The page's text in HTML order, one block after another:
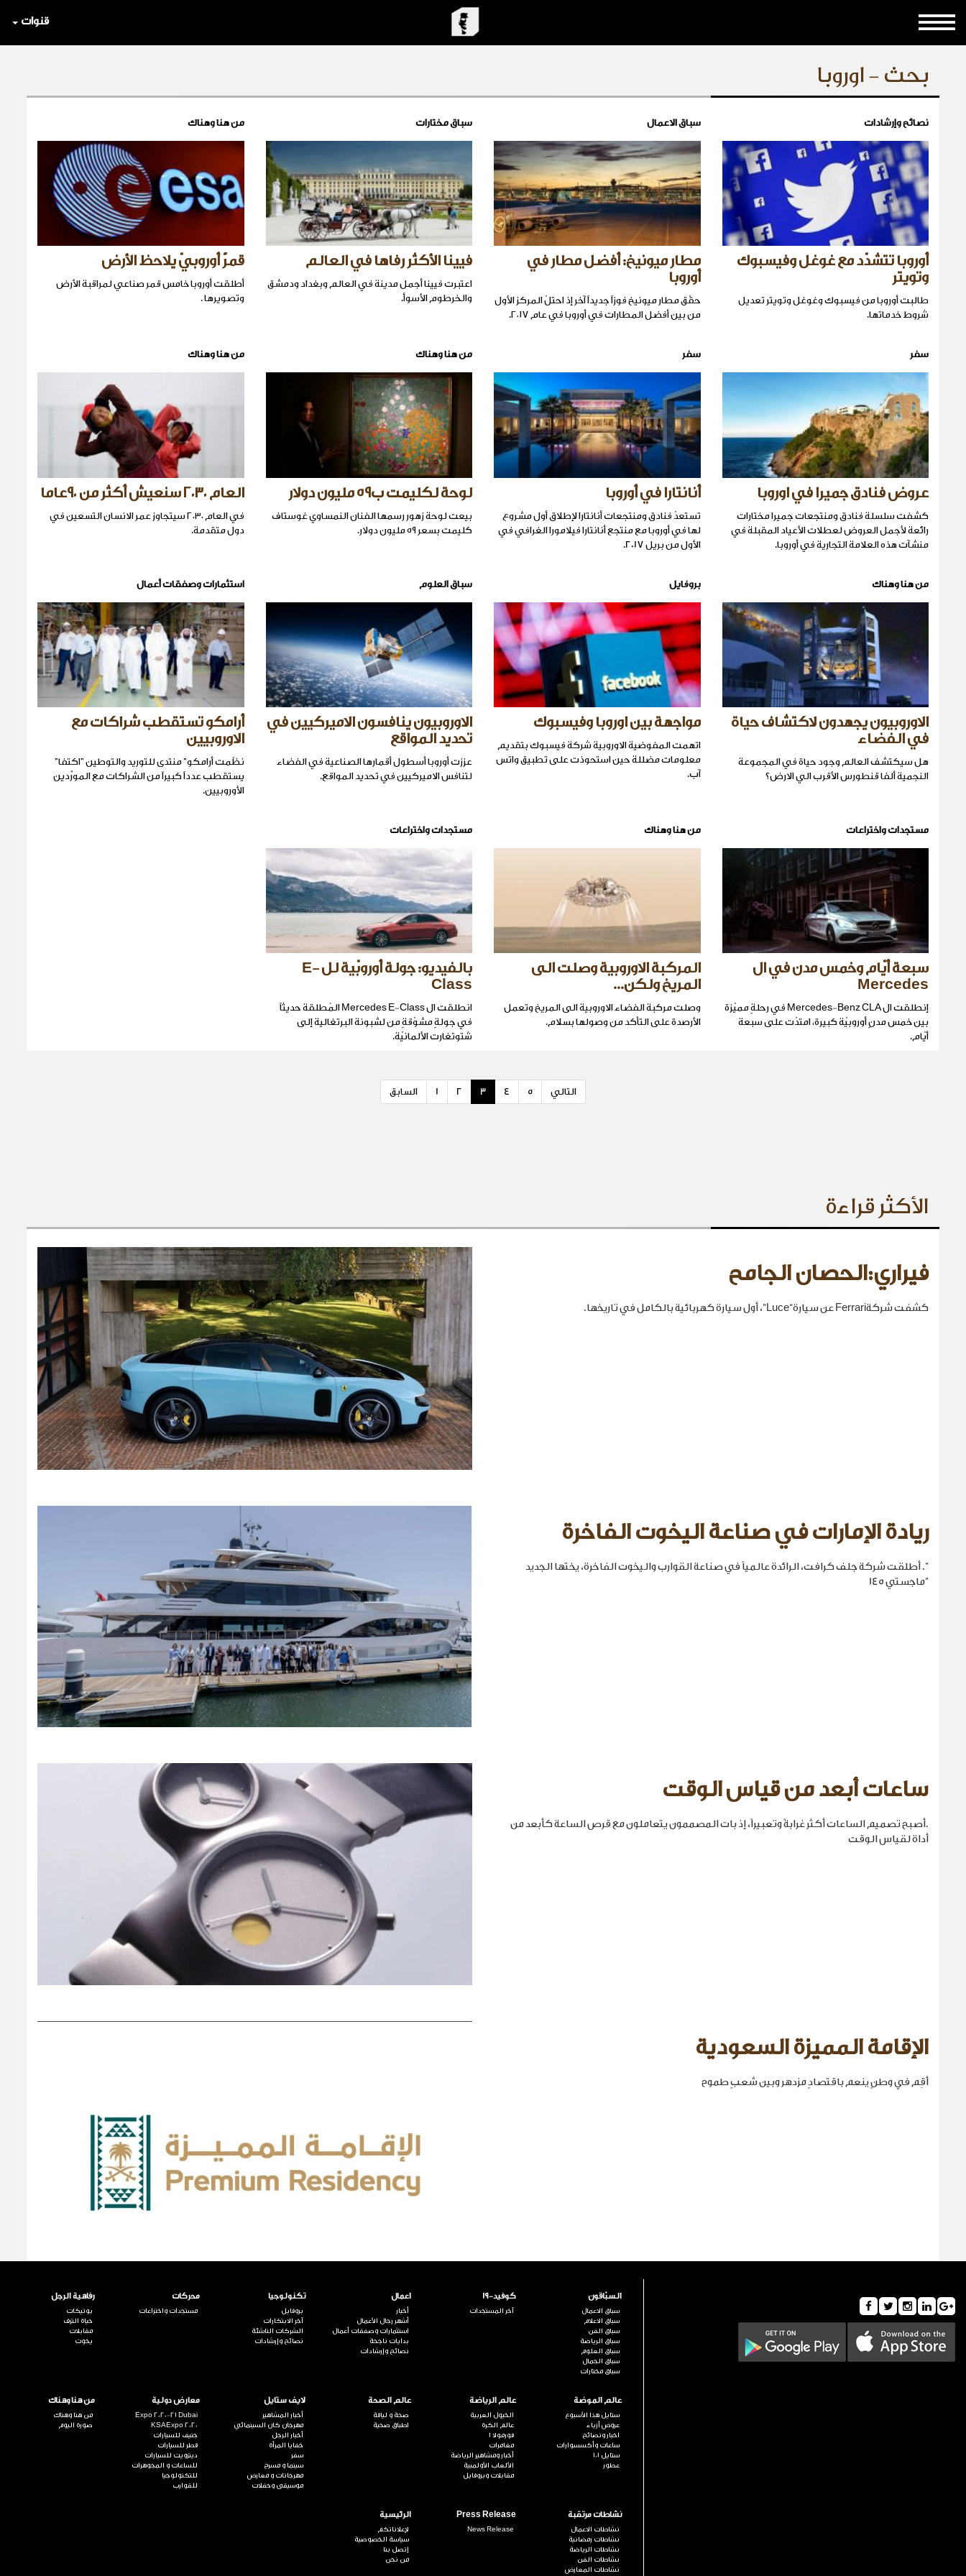
قنوات
بحث - اوروبا
نصائح وإرشادات
أوروبا تتشدّد مع غوغل وفيسبوك
وتويتر
طالبت أوروبا من فيسبوك وغوغل وتويتر تعديل
شروط خدماتها.
سباق الاعمال
مطار ميونيخ: أفضل مطار في
أوروبا
حقّق مطار ميونيخ فوزاً جديداً آخر إذ احتلّ المركز الأول
من بين أفضل المطارات في أوروبا في عام ٢٠١٧.
سباق مختارات
فيينا الأكثر رفاها في العالم
اعتبرت فيينا أجمل مدينة في العالم وبغداد ودمشق
والخرطوم الأسوأ.
من هنا وهناك
قمرٌ أوروبيّ يلاحظ الأرض
أطلقت أوروبا خامس قمر صناعي لمراقبة الأرض
وتصويرها .
سفر
عروض فنادق جميرا في اوروبا
كشفت سلسلة فنادق ومنتجعات جميرا مختارات
رائعة لأجمل العروض لعطلات الأعياد المقبلة في
منشآت هذه العلامة التجارية في أوروبا.
سفر
أنانتارا في أوروبا
تستعدّ فنادق ومنتجعات أنانتارا لإطلاق أول مشروع
لها في أوروبا مع منتجع أنانتارا فيلامورا الغرافي في
الأول من بريل 2017.
من هنا وهناك
لوحة لكليمت ب٥٩ مليون دولار
بيعت لوحة زهور رسمها الفنان النمساوي غوستاف
كليمت بسعر ٥٩ مليون دولار.
من هنا وهناك
العام ٢٠٣٠ سنعيش أكثر من ٩٠عاما
في العام ٢٠٣٠ سيتجاوز عمر الانسان التسعين في
دول متقدمة.
من هنا وهناك
الاوروبيون يجهدون لاكتشاف حياة
في الفضاء
هل سيكتشف العالم وجود حياة في المجموعة
النجمية ألفا قنطورس الأقرب الي الارض؟
بروفايل
مواجهة بين اوروبا وفيسبوك
اتهمت المفوضية الاوروبية شركة فيسبوك بتقديم
معلومات مضللة حين استحوذت على تطبيق واتس
آب.
سباق العلوم
الاوروبيون ينافسون الاميركيين في
تحديد المواقع
عززت أوروبا أسطول أقمارها الصناعية في الفضاء
لتنافس الاميركيين في تحديد المواقع.
استثمارات وصفقات أعمال
أرامكو تستقطب شراكات مع
الاوروبيين
نظّمت أرامكو” منتدى للتوريد والتوطين "اكتفا"
يستقطب عدداً كبيراً من الشراكات مع المورِّدين
الأوروبيين.
مستجدات واختراعات
سبعة أيّام وخمس مدن في ال
Mercedes
إنطلقت ال Mercedes-Benz CLA في رحلةٍ مميّزة
بين خمس مدنٍ أوروبيّة كبيرة، امتدّت على سبعة
أيّام.
من هنا وهناك
المركبة الاوروبية وصلت الى
المريخ ولكن...
وصلت مركبة الفضاء الاوروبية الى المريخ وتعمل
الأرصدة على التأكد من وصولها بسلام.
مستجدات واختراعات
بالفيديو: جولة أوروبّية لل E-
Class
انطلقت ال Mercedes E-Class المُطلقة حديثاً
في جولةٍ مشوّقةٍ من لشبونة البرتغالية إلى
شتوتغارت الألمانيّة.
السابق 1 2 3 4 5 التالي
الأكثر قراءة
فيراري:الحصان الجامح
كشفت شركةFerrari عن سيارة“Luce”، أول سيارة كهربائية بالكامل في تاريخها.
ريادة الإمارات في صناعة اليخوت الفاخرة
". أطلقت شركة جلف كرافت، الرائدة عالمياً في صناعة القوارب واليخوت الفاخرة، يختها الجديد
"ماجستي 145
ساعات أبعد من قياس الوقت
.أصبح تصميم الساعات أكثر غرابةً وتعبيراً، إذ بات المصممون يتعاملون مع قرص الساعة كأبعد من
أداة لقياس الوقت
الإقامة المميزة السعودية
أقِم في وطنٍ ينعم باقتصادٍ مزدهر وبين شعبٍ طموح
السبّاقون
سباق الاعمال
سباق الاعلام
سباق الفن
سباق الرياضة
سباق العلوم
سباق الجمال
سباق مختارات
كوفيد-19
آخر المستجدات
اعمال
أخبار
أشهر رجال الأعمال
استثمارات وصفقات أعمال
بدايات ناجحة
نصائح وإرشادات
تكنولوجيا
بروفايل
آخر الابتكارات
الشركات الناشئة
نصائح وإرشادات
محركات
مستجدات واختراعات
رفاهية الرجل
بوتيكات
حياة الترف
مقابلات
يخوت
عالم الموضة
ستايل هذا الأسبوع
عروض أزياء
اخبار ونصائح
ساعات وأكسسوارات
ستايل 101
عطور
عالم الرياضة
الخيول العربية
عالم الكرة
فورمولا 1
مغامرات
أخبار ومشاهير الرياضة
الألعاب الأولمبية
مقابلات وبروفايل
عالم الصحة
صحة و لياقة
اطباق صحية
لايف ستايل
أخبار المشاهير
مهرجان كان السينمائي
أخبار الرجل
خفايا المرأة
سفر
سينما و مسرح
مهرجانات و معارض
موسيقى وحفلات
معارض دولية
Expo 2020-21 Dubai
KSAExpo 2020
جنيف للسيارات
قطر للسيارات
ديترويت للسيارات
للساعات و المجوهرات
للتكنولوجيا
للقوارب
من هنا وهناك
من هنا وهناك
صورة اليوم
نشاطات مرتقبة
نشاطات الاعمال
نشاطات رمضانية
نشاطات الرياضة
نشاطات الفن
نشاطات المعارض
Press Release
News Release
الرئيسية
لإعلاناتكم
سياسة الخصوصية
إتصل بنا
من نحن